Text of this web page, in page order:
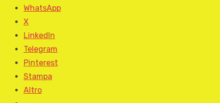
WhatsApp
X
LinkedIn
Telegram
Pinterest
Stampa
Altro